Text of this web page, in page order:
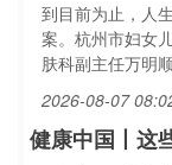
到目前为止，人
案。杭州市妇女
肤科副主任万明
2026-08-07
健康中国丨这